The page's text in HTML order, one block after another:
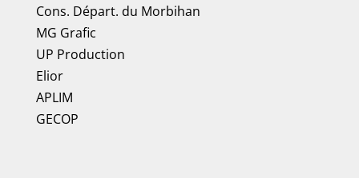
Cons. Départ. du Morbihan
MG Grafic
UP Production
Elior
APLIM
GECOP